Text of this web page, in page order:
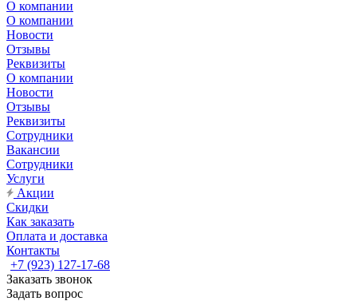
О компании
О компании
Новости
Отзывы
Реквизиты
О компании
Новости
Отзывы
Реквизиты
Сотрудники
Вакансии
Сотрудники
Услуги
Акции
Скидки
Как заказать
Оплата и доставка
Контакты
+7 (923) 127-17-68
Заказать звонок
Задать вопрос